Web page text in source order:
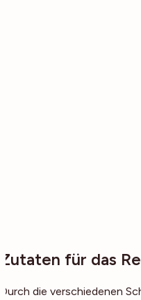
Zutaten für das
Durch die verschiedenen